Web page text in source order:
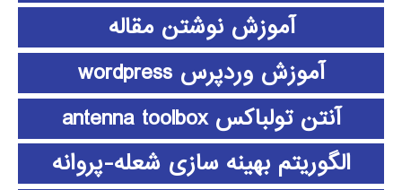
آموزش نوشتن مقاله
آموزش وردپرس wordpress
آنتن تولباکس antenna toolbox
الگوریتم بهینه سازی شعله-پروانه